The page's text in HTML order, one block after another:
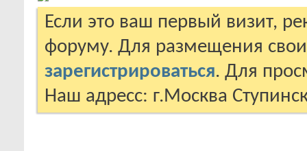
Если это ваш первый визит,
форуму. Для размещения
зарегистрироваться. Для
Наш адресс: г.Москва